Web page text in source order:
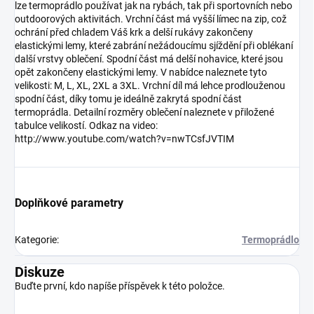
lze termoprádlo používat jak na rybách, tak při sportovních nebo
outdoorových aktivitách. Vrchní část má vyšší límec na zip, což
ochrání před chladem Váš krk a delší rukávy zakončeny
elastickými lemy, které zabrání nežádoucímu sjíždění při oblékaní
další vrstvy oblečení. Spodní část má delší nohavice, které jsou
opět zakončeny elastickými lemy. V nabídce naleznete tyto
velikosti: M, L, XL, 2XL a 3XL. Vrchní díl má lehce prodlouženou
spodní část, díky tomu je ideálně zakrytá spodní část
termoprádla. Detailní rozměry oblečení naleznete v přiložené
tabulce velikostí. Odkaz na video:
http://www.youtube.com/watch?v=nwTCsfJVTIM
Doplňkové parametry
Kategorie: Termoprádlo
Diskuze
Buďte první, kdo napíše příspěvek k této položce.